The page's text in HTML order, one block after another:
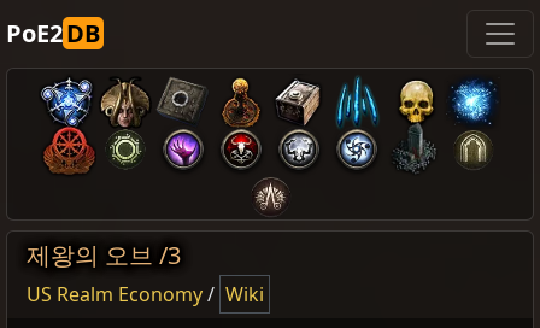
PoE2DB
제왕의 오브 /3
US Realm Economy/ Wiki